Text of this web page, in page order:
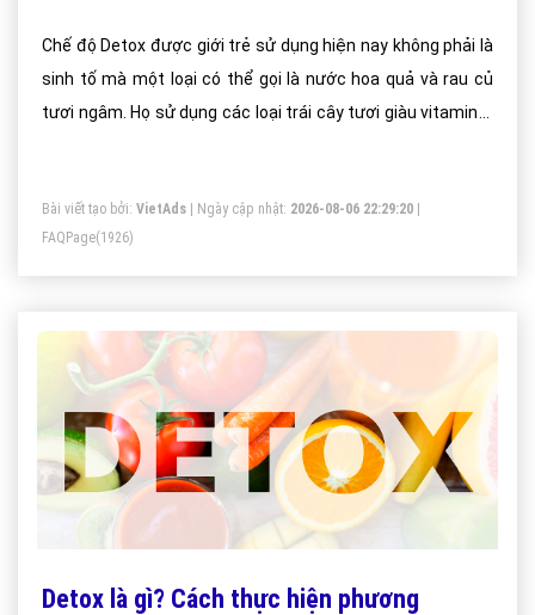
Chế độ Detox được giới trẻ sử dụng hiện nay không phải là
sinh tố mà một loại có thể gọi là nước hoa quả và rau củ
tươi ngâm. Họ sử dụng các loại trái cây tươi giàu vitamin C
Bài viết tạo bởi: VietAds | Ngày cập nhật: 2026-08-06 22:29:20
FAQPage(1926)
Detox là gì? Cách thực hiện phương